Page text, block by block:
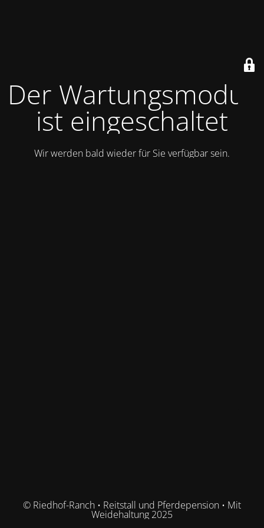
Der Wartungsmodus
ist eingeschaltet
Wir werden bald wieder für Sie verfügbar sein.
© Riedhof-Ranch • Reitstall und Pferdepension • Mit
Weidehaltung 2025